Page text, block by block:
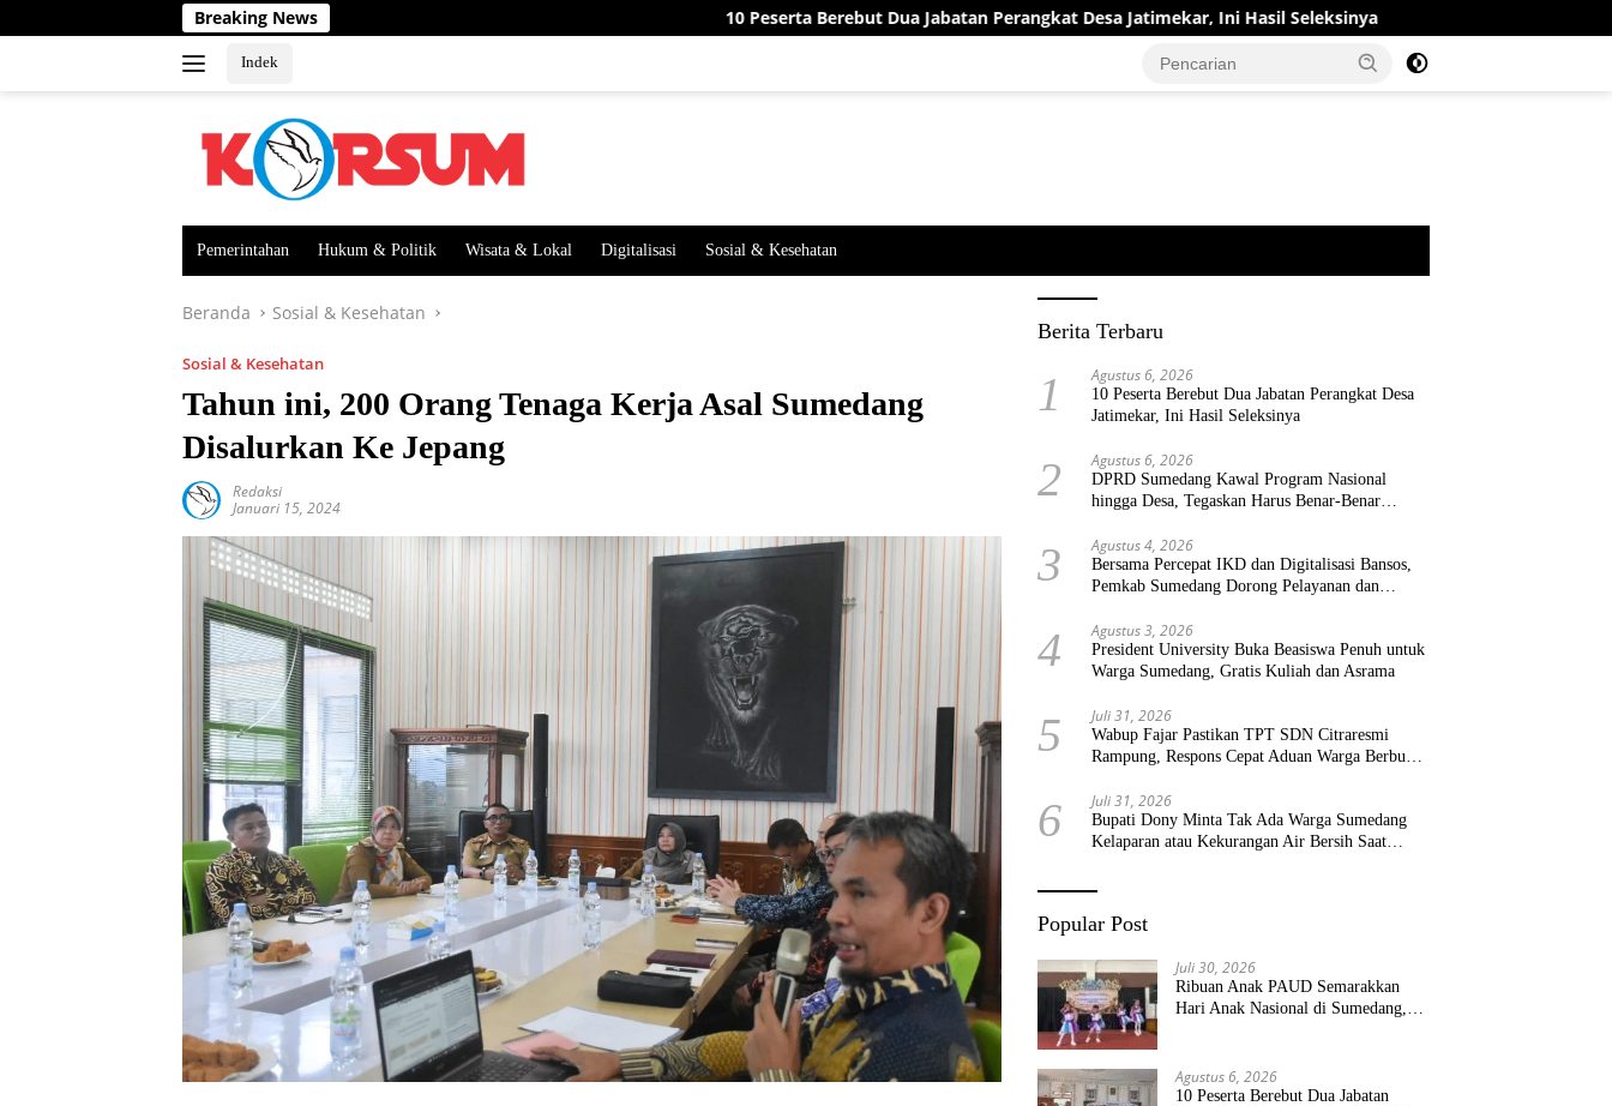
ke
Breaking News 10 Peserta Berebut Dua Jabatan Perangkat Desa Jatimekar, Ini Hasil Seleksinya DPRD Sumedang Kawal
Indek
Pemerintahan Hukum & Politik Wisata & Lokal Digitalisasi Sosial & Kesehatan
Beranda Sosial & Kesehatan
Sosial & Kesehatan
Tahun ini, 200 Orang Tenaga Kerja Asal Sumedang
Disalurkan Ke Jepang
Redaksi
Januari 15, 2024
Berita Terbaru
1 Agustus 6, 2026
10 Peserta Berebut Dua Jabatan Perangkat Desa
Jatimekar, Ini Hasil Seleksinya
2 Agustus 6, 2026
DPRD Sumedang Kawal Program Nasional
hingga Desa, Tegaskan Harus Benar-Benar
3 Agustus 4, 2026
Bersama Percepat IKD dan Digitalisasi Bansos,
Pemkab Sumedang Dorong Pelayanan dan
4 Agustus 3, 2026
President University Buka Beasiswa Penuh untuk
Warga Sumedang, Gratis Kuliah dan Asrama
5 Juli 31, 2026
Wabup Fajar Pastikan TPT SDN Citraresmi
Rampung, Respons Cepat Aduan Warga Berbuah
6 Juli 31, 2026
Bupati Dony Minta Tak Ada Warga Sumedang
Kelaparan atau Kekurangan Air Bersih Saat
Popular Post
Juli 30, 2026
Ribuan Anak PAUD Semarakkan
Hari Anak Nasional di Sumedang,
Agustus 6, 2026
10 Peserta Berebut Dua Jabatan